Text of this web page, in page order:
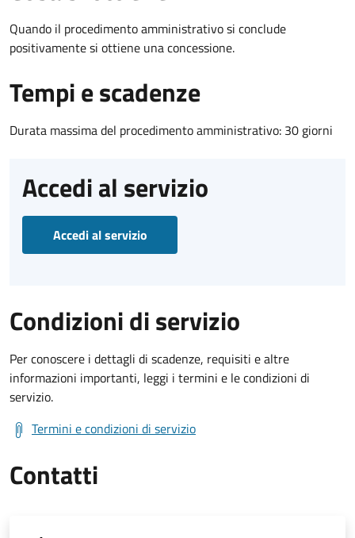
Quando il procedimento amministrativo si conclude
positivamente si ottiene una concessione.
Tempi e scadenze
Durata massima del procedimento amministrativo: 30 giorni
Accedi al servizio
Accedi al servizio
Condizioni di servizio
Per conoscere i dettagli di scadenze, requisiti e altre
informazioni importanti, leggi i termini e le condizioni di
servizio.
Termini e condizioni di servizio
Contatti